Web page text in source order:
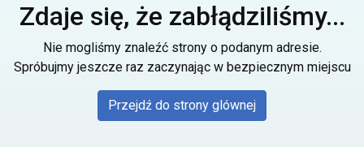
Zdaje się, że zabłądziliśmy...
Nie mogliśmy znaleźć strony o podanym adresie.
Spróbujmy jeszcze raz zaczynając w bezpiecznym miejscu
Przejdź do strony glównej